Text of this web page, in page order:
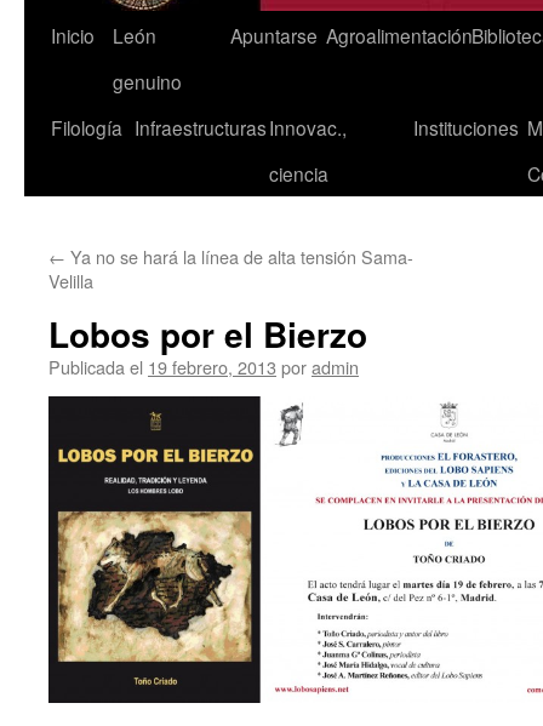
Saltar
contenido
Inicio
León
genuino
Apuntarse Agroalimentación
Filología InfraestructurasInnovac.,
ciencia
Instituciones
← Ya no se hará la línea de alta tensión Sama-
Velilla
Lobos por el Bierzo
Publicada el 19 febrero, 2013 poradmin